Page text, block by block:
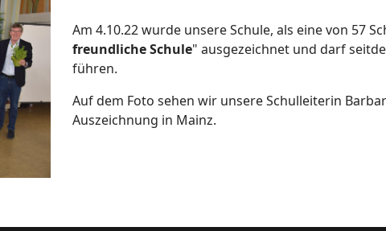
Am 4.10.22 wurde unsere Schule, als eine von 57
freundliche Schule" ausgezeichnet und darf
führen.
Auf dem Foto sehen wir unsere Schulleiterin
Auszeichnung in Mainz.